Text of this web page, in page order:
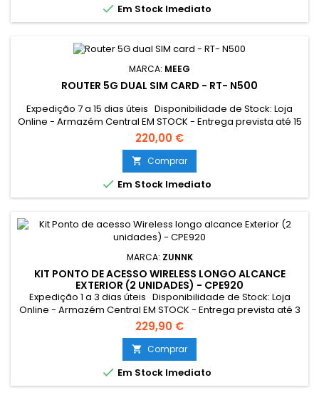
 Em Stock Imediato
MARCA: MEEG
ROUTER 5G DUAL SIM CARD - RT- N500
Expedição 7 a 15 dias úteis Disponibilidade de Stock: Loja
Online - Armazém Central EM STOCK - Entrega prevista até 15
dias úteis Loja Braga - Rua António Fernandes Ferreira
Gomes SEM STOCK - Por encomenda - chegada até 15 dias
úteis
220,00 €
 Comprar
 Em Stock Imediato
MARCA: ZUNNK
KIT PONTO DE ACESSO WIRELESS LONGO ALCANCE
EXTERIOR (2 UNIDADES) - CPE920
Expedição 1 a 3 dias úteis Disponibilidade de Stock: Loja
Online - Armazém Central EM STOCK - Entrega prevista até 3
dias úteis Loja Braga - Rua António Fernandes Ferreira
Gomes EM STOCK - Entrega imediata O CPE920 é uma ponte
wireless industrial de alta potência, ideal para transmissões
de vídeo e dados a longa distância em exteriores. Suporta...
229,90 €
 Comprar
 Em Stock Imediato